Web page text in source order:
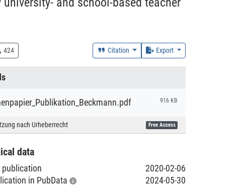
424 Citation Export
916 KB
nach Urheberrecht Free Access
data
publication
2020-02-06
in PubData
2024-05-30